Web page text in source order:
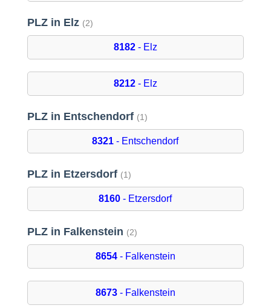
PLZ in Elz (2)
8182- Elz
8212- Elz
PLZ in Entschendorf (1)
8321 - Entschendorf
PLZ in Etzersdorf (1)
8160 - Etzersdorf
PLZ in Falkenstein (2)
8654- Falkenstein
8673- Falkenstein